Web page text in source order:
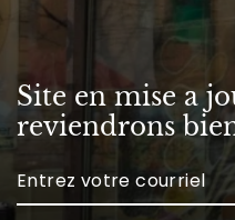
Site en mise a
reviendrons
Enter